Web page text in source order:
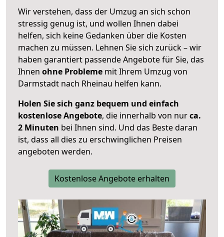
Wir verstehen, dass der Umzug an sich schon
stressig genug ist, und wollen Ihnen dabei
helfen, sich keine Gedanken über die Kosten
machen zu müssen. Lehnen Sie sich zurück – wir
haben garantiert passende Angebote für Sie, das
Ihnen ohne Probleme mit Ihrem Umzug von
Darmstadt nach Rheinau helfen kann.
Holen Sie sich ganz bequem und einfach
kostenlose Angebote, die innerhalb von nurca.
2 Minuten bei Ihnen sind. Und das Beste daran
ist, dass all dies zu erschwinglichen Preisen
angeboten werden.
Kostenlose Angebote erhalten